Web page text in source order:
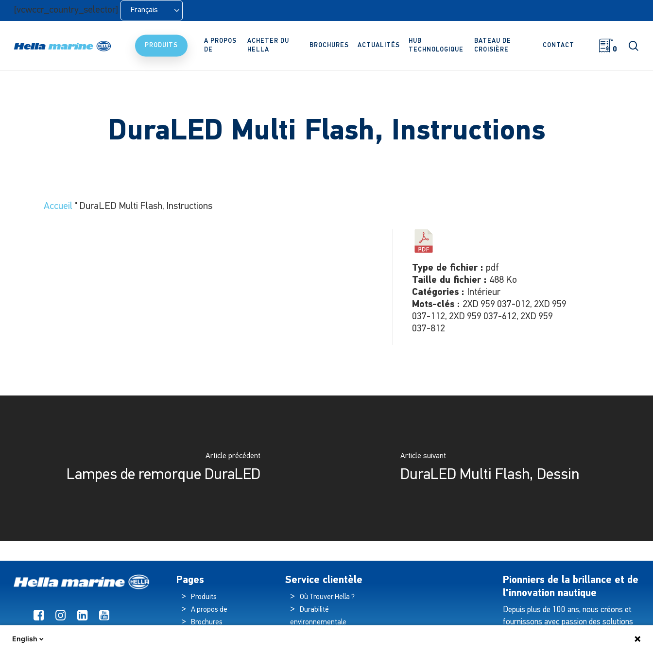
Retour[vcwccr_country_selector] Français
PRODUITS
A PROPOS
DE
ACHETER DU
HELLA
BROCHURES ACTUALITÉS
HUB
TECHNOLOGIQUE
BATEAU DE
CROISIÈRE
CONTACT
0
DuraLED Multi Flash, Instructions
Accueil " DuraLED Multi Flash, Instructions
Type de fichier : pdf
Taille du fichier : 488 Ko
Catégories : Intérieur
Mots-clés : 2XD 959 037-012, 2XD 959
037-112, 2XD 959 037-612, 2XD 959
037-812
Article précédent
Lampes de remorque DuraLED
Article suivant
DuraLED Multi Flash, Dessin
Pages
Produits
A propos de
Brochures
Service clientèle
Où Trouver Hella ?
Durabilité
environnementale
Pionniers de la brillance et de
l'innovation nautique
Depuis plus de 100 ans, nous créons et
fournissons avec passion des solutions
English